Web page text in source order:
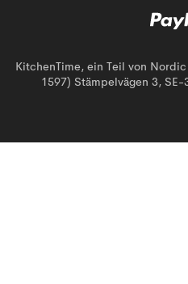
KitchenTime, ein Teil von
1597) Stämpelvägen 3,